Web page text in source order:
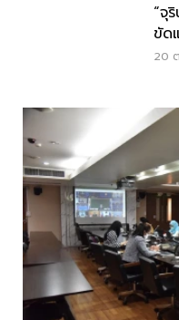
​“จุริ
ขัด
20